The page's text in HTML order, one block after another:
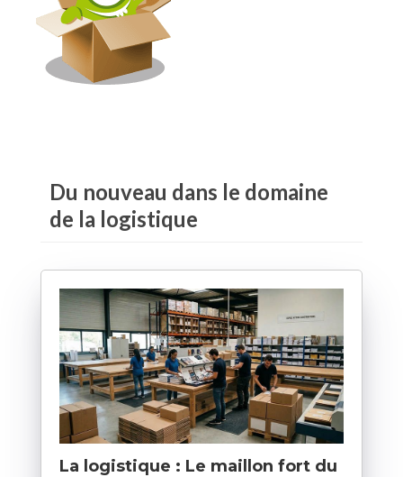
Du nouveau dans le domaine
de la logistique
La logistique : Le maillon fort du